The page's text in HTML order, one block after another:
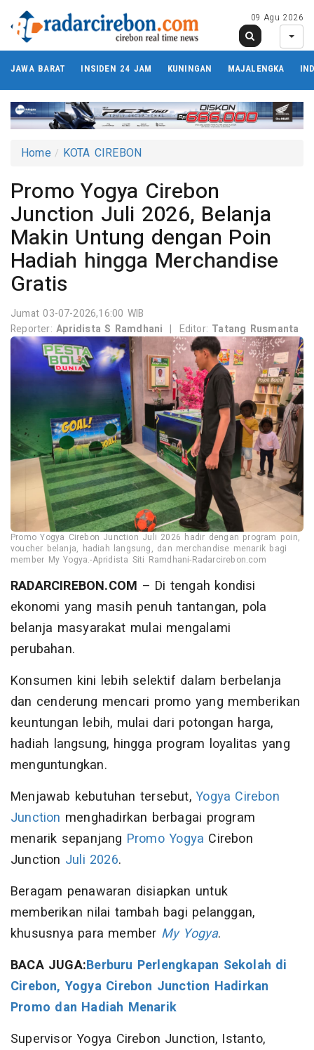
09 Agu 2026
JAWA BARAT INSIDEN 24 JAM KUNINGAN MAJALENGKA
Home KOTA CIREBON
Promo Yogya Cirebon
Junction Juli 2026, Belanja
Makin Untung dengan Poin
Hadiah hingga Merchandise
Gratis
Jumat 03-07-2026,16:00 WIB
Reporter:Apridista S Ramdhani | Editor: Tatang Rusmanta
Promo Yogya Cirebon Junction Juli 2026 hadir dengan program poin,
voucher belanja, hadiah langsung, dan merchandise menarik bagi
member My Yogya.-Apridista Siti Ramdhani-Radarcirebon.com
RADARCIREBON.COM – Di tengah kondisi
ekonomi yang masih penuh tantangan, pola
belanja masyarakat mulai mengalami
perubahan.
Konsumen kini lebih selektif dalam berbelanja
dan cenderung mencari promo yang memberikan
keuntungan lebih, mulai dari potongan harga,
hadiah langsung, hingga program loyalitas yang
menguntungkan.
Menjawab kebutuhan tersebut,Yogya Cirebon
Junction menghadirkan berbagai program
menarik sepanjang Promo Yogya Cirebon
Junction Juli 2026.
Beragam penawaran disiapkan untuk
memberikan nilai tambah bagi pelanggan,
khususnya para member My Yogya.
BACA JUGA:Berburu Perlengkapan Sekolah di
Cirebon, Yogya Cirebon Junction Hadirkan
Promo dan Hadiah Menarik
Supervisor Yogya Cirebon Junction, Istanto,